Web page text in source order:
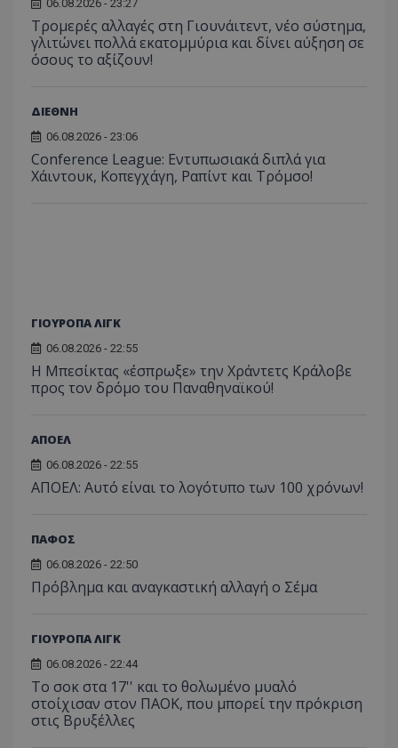
06.08.2026 - 23:27
Τρομερές αλλαγές στη Γιουνάιτεντ, νέο σύστημα,
γλιτώνει πολλά εκατομμύρια και δίνει αύξηση σε
όσους το αξίζουν!
ΔΙΕΘΝΗ
06.08.2026 - 23:06
Conference League: Εντυπωσιακά διπλά για
Χάιντουκ, Κοπεγχάγη, Ραπίντ και Τρόμσο!
ΓΙΟΥΡΟΠΑ ΛΙΓΚ
06.08.2026 - 22:55
Η Μπεσίκτας «έσπρωξε» την Χράντετς Κράλοβε
προς τον δρόμο του Παναθηναϊκού!
ΑΠΟΕΛ
06.08.2026 - 22:55
ΑΠΟΕΛ: Αυτό είναι το λογότυπο των 100 χρόνων!
ΠΑΦΟΣ
06.08.2026 - 22:50
Πρόβλημα και αναγκαστική αλλαγή ο Σέμα
ΓΙΟΥΡΟΠΑ ΛΙΓΚ
06.08.2026 - 22:44
Το σοκ στα 17'' και το θολωμένο μυαλό
στοίχισαν στον ΠΑΟΚ, που μπορεί την πρόκριση
στις Βρυξέλλες